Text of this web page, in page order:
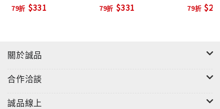
79折 $331 79折 $331 79折
關於誠品
合作洽談
誠品線上